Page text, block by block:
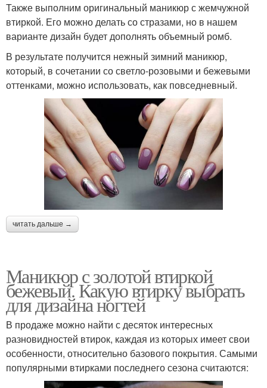
Также выполним оригинальный маникюр с жемчужной
втиркой. Его можно делать со стразами, но в нашем
варианте дизайн будет дополнять объемный ромб.
В результате получится нежный зимний маникюр,
который, в сочетании со светло-розовыми и бежевыми
оттенками, можно использовать, как повседневный.
читать дальше →
Маникюр с золотой втиркой
бежевый. Какую втирку выбрать
для дизайна ногтей
В продаже можно найти с десяток интересных
разновидностей втирок, каждая из которых имеет свои
особенности, относительно базового покрытия. Самыми
популярными втирками последнего сезона считаются: